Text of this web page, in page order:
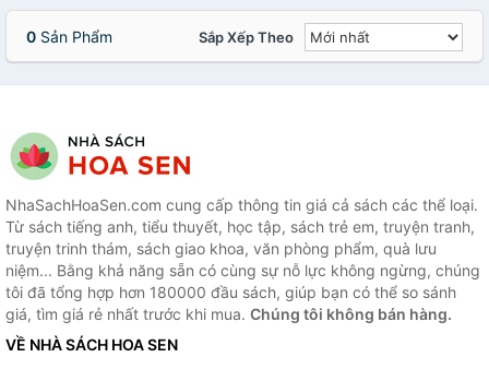
0 Sản Phẩm Sắp Xếp Theo
NhaSachHoaSen.com cung cấp thông tin giá cả sách các thể loại.
Từ sách tiếng anh, tiểu thuyết, học tập, sách trẻ em, truyện tranh,
truyện trinh thám, sách giao khoa, văn phòng phẩm, quà lưu
niệm... Bằng khả năng sẵn có cùng sự nỗ lực không ngừng, chúng
tôi đã tổng hợp hơn 180000 đầu sách, giúp bạn có thể so sánh
giá, tìm giá rẻ nhất trước khi mua. Chúng tôi không bán hàng.
VỀ NHÀ SÁCH HOA SEN